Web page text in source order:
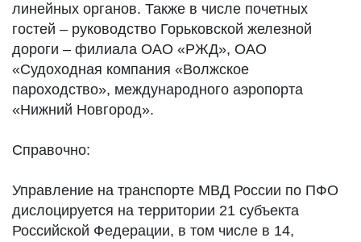
линейных органов. Также в числе почетных
гостей – руководство Горьковской железной
дороги – филиала ОАО «РЖД», ОАО
«Судоходная компания «Волжское
пароходство», международного аэропорта
«Нижний Новгород».
Справочно:
Управление на транспорте МВД России по ПФО
дислоцируется на территории 21 субъекта
Российской Федерации, в том числе в 14,